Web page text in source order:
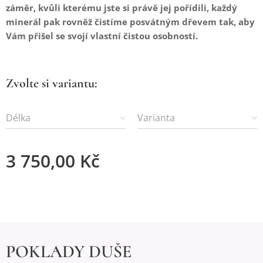
záměr, kvůli kterému jste si právě jej pořídili, každý
minerál pak rovněž čistíme posvátným dřevem tak, aby
Vám přišel se svojí vlastní čistou osobností.
Zvolte si variantu:
Délka Varianta
3 750,00 Kč
POKLADY DUŠE